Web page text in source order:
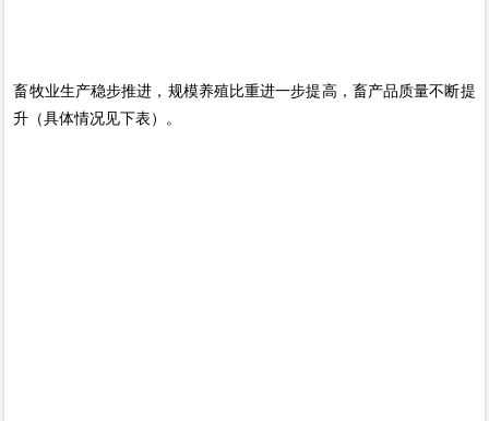
畜牧业生产稳步推进，规模养殖比重进一步提高，畜产品质量不断提
升（具体情况见下表）。